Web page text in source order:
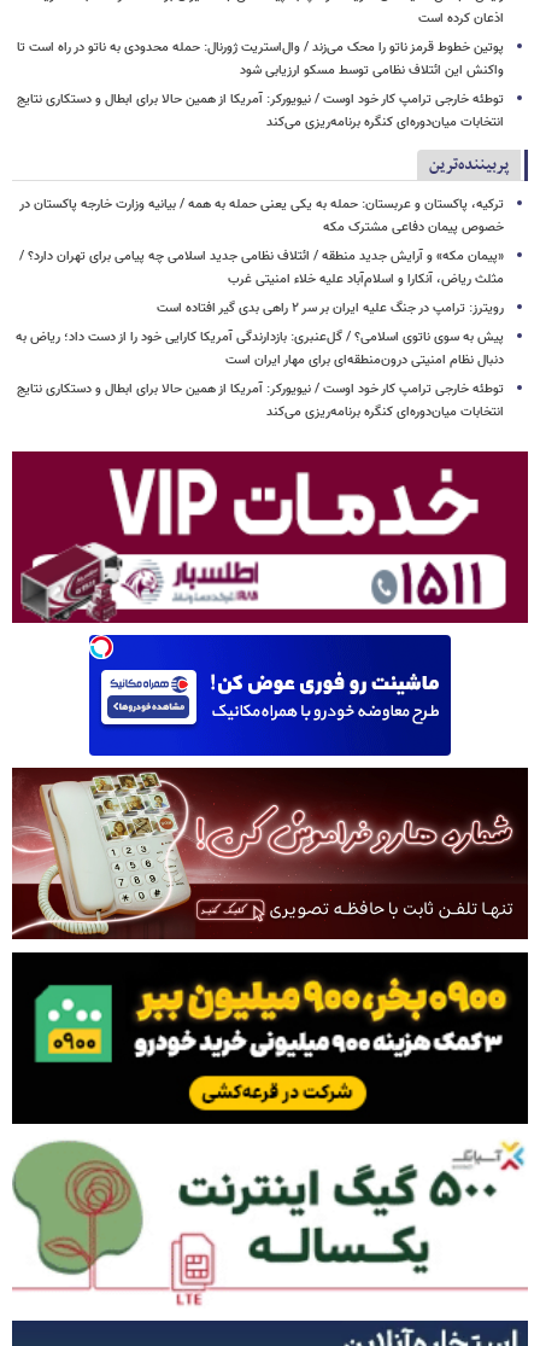
اذعان کرده است
پوتین خطوط قرمز ناتو را محک می‌زند / وال‌استریت ژورنال: حمله محدودی به ناتو در راه است تا
واکنش این ائتلاف نظامی توسط مسکو ارزیابی شود
توطئه خارجی ترامپ کار خود اوست / نیویورکر: آمریکا از همین حالا برای ابطال و دستکاری نتایج
انتخابات میان‌دوره‌ای کنگره برنامه‌ریزی می‌کند
پربیننده‌ترین
ترکیه، پاکستان و عربستان: حمله به یکی یعنی حمله به همه / بیانیه وزارت خارجه پاکستان در
خصوص پیمان دفاعی مشترک مکه
«پیمان مکه» و آرایش جدید منطقه / ائتلاف نظامی جدید اسلامی چه پیامی برای تهران دارد؟ /
مثلث ریاض، آنکارا و اسلام‌آباد علیه خلاء امنیتی غرب
رویترز: ترامپ در جنگ علیه ایران بر سر ۲ راهی بدی گیر افتاده است
پیش به سوی ناتوی اسلامی؟ / گل‌عنبری: بازدارندگی آمریکا کارایی خود را از دست داد؛ ریاض به
دنبال نظام امنیتی درون‌منطقه‌ای برای مهار ایران است
توطئه خارجی ترامپ کار خود اوست / نیویورکر: آمریکا از همین حالا برای ابطال و دستکاری نتایج
انتخابات میان‌دوره‌ای کنگره برنامه‌ریزی می‌کند